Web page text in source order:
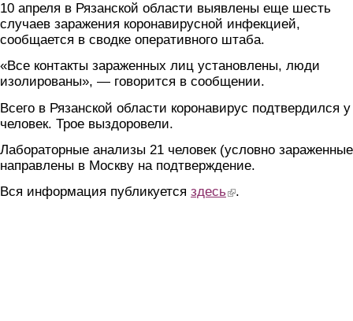
10 апреля в Рязанской области выявлены еще шесть
случаев заражения коронавирусной инфекцией,
сообщается в сводке оперативного штаба.
«Все контакты зараженных лиц установлены, люди
изолированы», — говорится в сообщении.
Всего в Рязанской области коронавирус подтвердился
человек. Трое выздоровели.
Лабораторные анализы 21 человек (условно
направлены в Москву на подтверждение.
Вся информация публикуется здесь (link is external)
.